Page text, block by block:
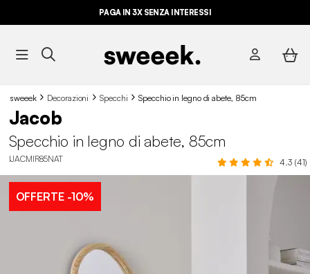
PAGA IN 3X SENZA INTERESSI
sweeek Decorazioni Specchi Specchio in legno di abete, 85cm
Jacob
Specchio in legno di abete, 85cm
IJACMIR85NAT 4.3 (41)
OFFERTE-10%